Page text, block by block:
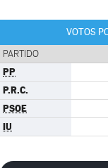
VOTOS
PARTIDO
PP
P.R.C.
PSOE
IU